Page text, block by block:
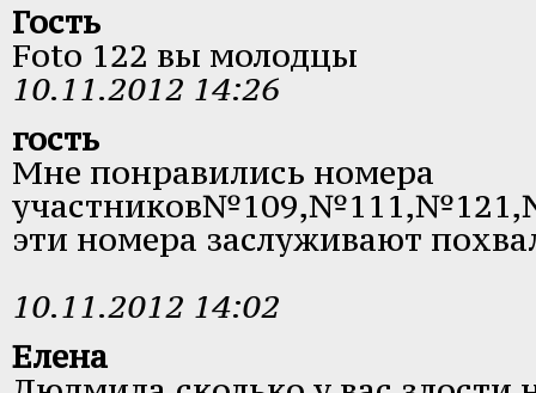
Гость
Foto 122 вы молодцы
10.11.2012 14:26
гость
Мне понравились номера
эти номера заслуживают
10.11.2012 14:02
Елена